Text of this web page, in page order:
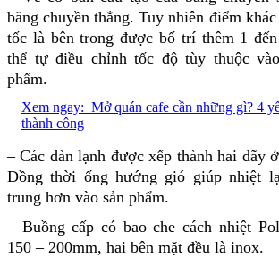
băng chuyền thẳng. Tuy nhiên điểm
tốc là bên trong được bố trí thêm 1
thể tự điều chỉnh tốc độ tùy thuộc
phẩm.
Xem ngay: Mở quán cafe cần những gì? 4
thành công
– Các dàn lạnh được xếp thành hai dãy
Đồng thời ống hướng gió giúp nhiệt
trung hơn vào sản phẩm.
– Buồng cấp có bao che cách nhiệt
150 – 200mm, hai bên mặt đều là inox.